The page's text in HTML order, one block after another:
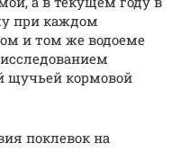
при каждом
и том же водоеме
щучьей кормовой
поклевок на